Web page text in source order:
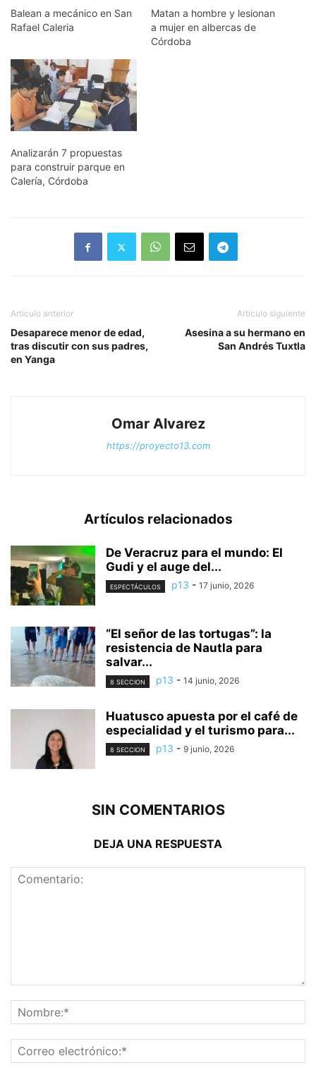
Balean a mecánico en San
Rafael Caleria
Matan a hombre y lesionan
a mujer en albercas de
Córdoba
Analizarán 7 propuestas
para construir parque en
Calería, Córdoba
Artículo anterior
Desaparece menor de edad,
tras discutir con sus padres,
en Yanga
Artículo siguiente
Asesina a su hermano en
San Andrés Tuxtla
Omar Alvarez
https://proyecto13.com
Artículos relacionados
De Veracruz para el mundo: El
Gudi y el auge del...
ESPECTÁCULOS p13 - 17 junio, 2026
“El señor de las tortugas”: la
resistencia de Nautla para
salvar...
8 SECCION p13 - 14 junio, 2026
Huatusco apuesta por el café de
especialidad y el turismo para...
8 SECCION p13 - 9 junio, 2026
SIN COMENTARIOS
DEJA UNA RESPUESTA